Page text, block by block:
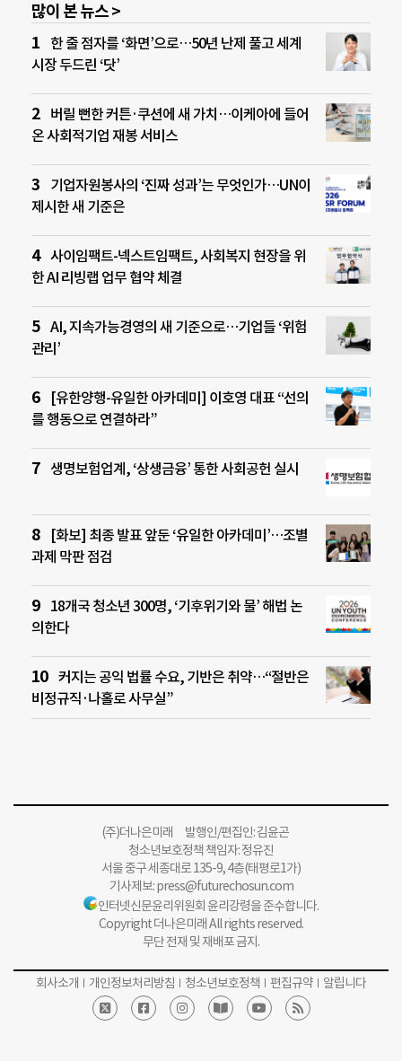
많이 본 뉴스 >
한 줄 점자를 ‘화면’으로…50년 난제 풀고 세계
시장 두드린 ‘닷’
버릴 뻔한 커튼·쿠션에 새 가치…이케아에 들어
온 사회적기업 재봉 서비스
기업자원봉사의 ‘진짜 성과’는 무엇인가…UN이
제시한 새 기준은
사이임팩트-넥스트임팩트, 사회복지 현장을 위
한 AI 리빙랩 업무 협약 체결
AI, 지속가능경영의 새 기준으로…기업들 ‘위험
관리’
[유한양행-유일한 아카데미] 이호영 대표 “선의
를 행동으로 연결하라”
생명보험업계, ‘상생금융’ 통한 사회공헌 실시
[화보] 최종 발표 앞둔 ‘유일한 아카데미’…조별
과제 막판 점검
18개국 청소년 300명, ‘기후위기와 물’ 해법 논
의한다
커지는 공익 법률 수요, 기반은 취약…“절반은
비정규직·나홀로 사무실”
(주)더나은미래 발행인/편집인: 김윤곤
청소년보호정책 책임자: 정유진
서울 중구 세종대로 135-9, 4층(태평로1가)
기사제보:press@futurechosun.com
인터넷신문윤리위원회 윤리강령을 준수합니다.
Copyright 더나은미래 All rights reserved.
무단 전재 및 재배포 금지.
회사소개 개인정보처리방침 청소년보호정책 편집규약 알립니다